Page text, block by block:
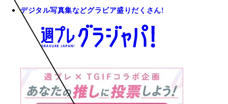
デジタル写真集などグラビア盛りだくさん!